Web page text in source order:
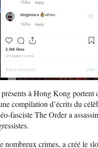
à Hong Kong portent
compilation d’écrits du
fasciste The Order a
nombreux crimes, a créé le